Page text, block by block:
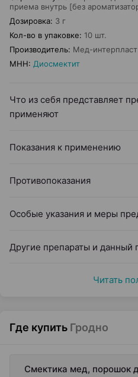
приема внутрь [без
Дозировка: 3 г
Кол-во в упаковке: 10 шт.
Производитель: Мед-интерпласт
МНН: Диосмектит
Что из себя представляет
применяют
Показания к применению
Противопоказания
Особые указания и меры
Другие препараты и данный
Читать
Где купить Гродно
Смектика мед, порошок